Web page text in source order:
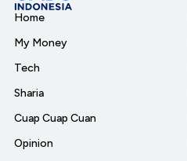
Home
My Money
Tech
Sharia
Cuap Cuap Cuan
Opinion